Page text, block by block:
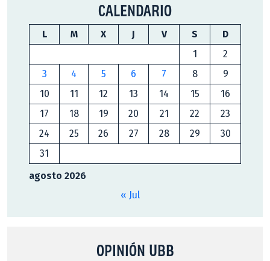
CALENDARIO
agosto 2026
L M X J V S
D
1
2
3
4 5 6 7 8
9
10
11 12 13 14 15
16
17
18 19 20 21 22
23
24
25 26 27 28 29
30
31
« Jul
OPINIÓN UBB